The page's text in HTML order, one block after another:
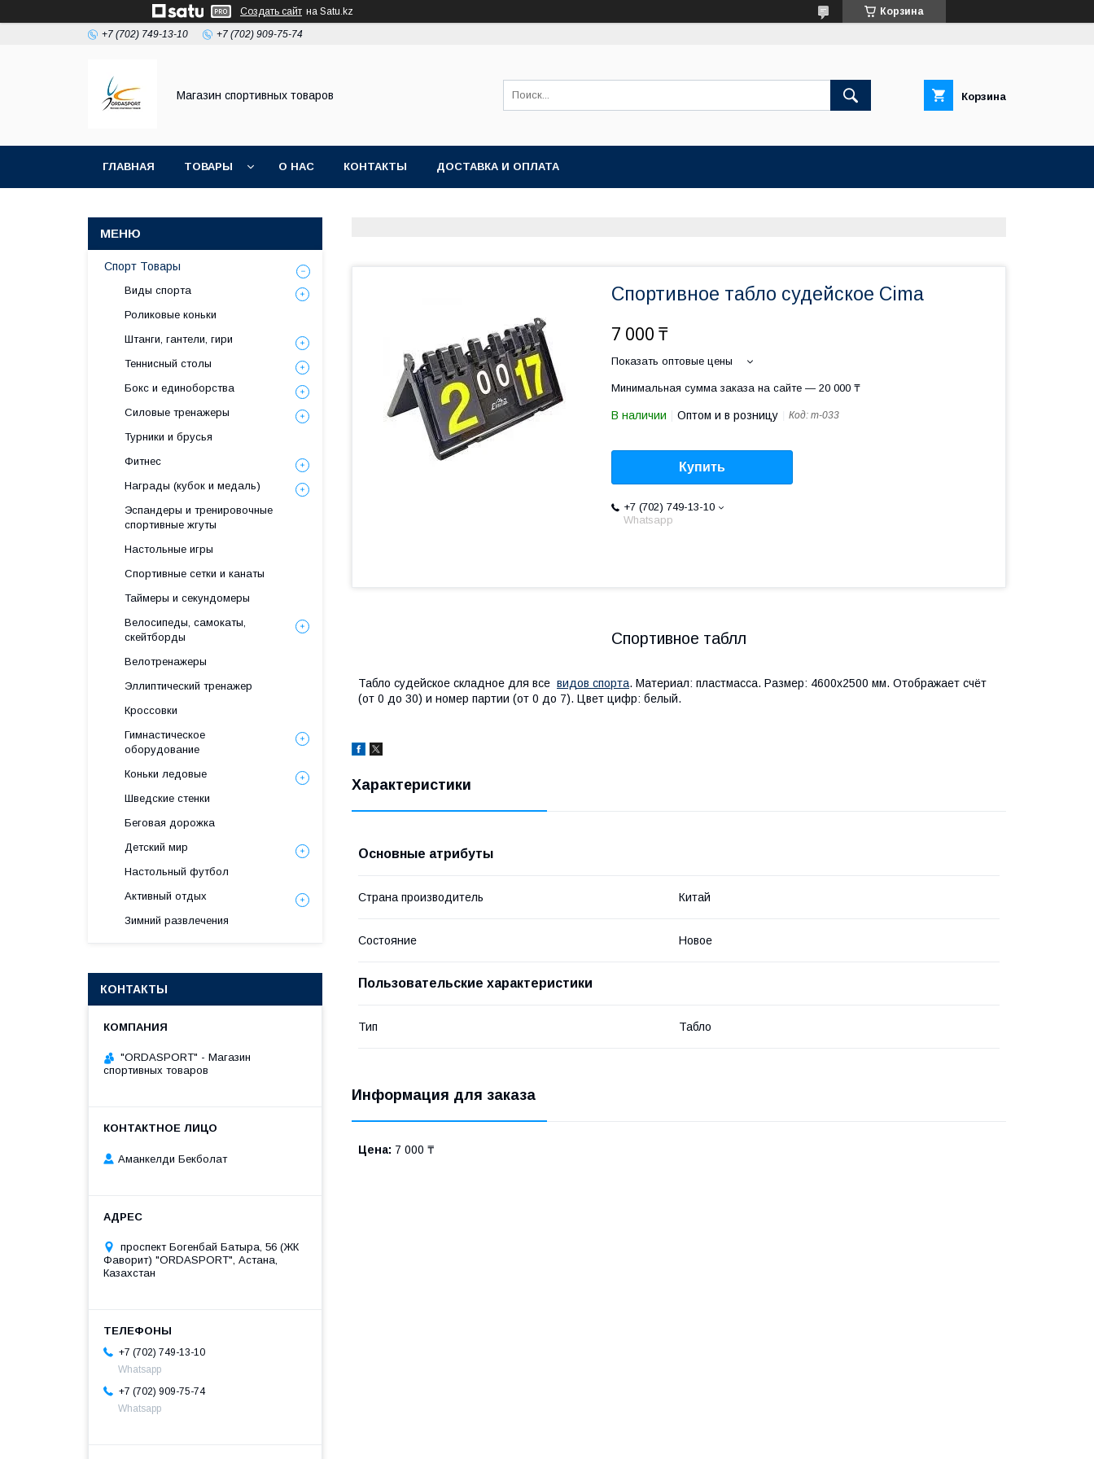
Создать сайт на Satu.kz Корзина
+7 (702) 749-13-10 +7 (702) 909-75-74
Магазин спортивных товаров Корзина
ГЛАВНАЯ ТОВАРЫ О НАС КОНТАКТЫ ДОСТАВКА И ОПЛАТА
Спортивное табло судейское Cima
7 000 ₸
Показать оптовые цены
Минимальная сумма заказа на сайте — 20 000 ₸
В наличии Оптом и в розницу Код: т-033
Купить
+7 (702) 749-13-10
Whatsapp
Спортивное таблл
Табло судейское складное для все видов спорта. Материал: пластмасса. Размер: 4600х2500 мм. Отображает счёт
(от 0 до 30) и номер партии (от 0 до 7). Цвет цифр: белый.
Характеристики
Основные атрибуты
Страна производитель Китай
Состояние Новое
Пользовательские характеристики
Тип Табло
Информация для заказа
Цена: 7 000 ₸
Спорт Товары
Виды спорта
Роликовые коньки
Штанги, гантели, гири
Теннисный столы
Бокс и единоборства
Силовые тренажеры
Турники и брусья
Фитнес
Награды (кубок и медаль)
Эспандеры и тренировочные
спортивные жгуты
Настольные игры
Спортивные сетки и канаты
Таймеры и секундомеры
Велосипеды, самокаты,
скейтборды
Велотренажеры
Эллиптический тренажер
Кроссовки
Гимнастическое
оборудование
Коньки ледовые
Шведские стенки
Беговая дорожка
Детский мир
Настольный футбол
Активный отдых
Зимний развлечения
КОНТАКТЫ
"ORDASPORT" - Магазин
спортивных товаров
Аманкелди Бекболат
проспект Богенбай Батыра, 56 (ЖК
Фаворит) "ORDASPORT", Астана,
Казахстан
+7 (702) 749-13-10
Whatsapp
+7 (702) 909-75-74
Whatsapp